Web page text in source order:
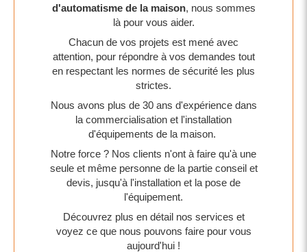
d'automatisme de la maison, nous sommes
là pour vous aider.
Chacun de vos projets est mené avec
attention, pour répondre à vos demandes tout
en respectant les normes de sécurité les plus
strictes.
Nous avons plus de 30 ans d'expérience dans
la commercialisation et l'installation
d'équipements de la maison.
Notre force ? Nos clients n'ont à faire qu'à une
seule et même personne de la partie conseil et
devis, jusqu'à l'installation et la pose de
l'équipement.
Découvrez plus en détail nos services et
voyez ce que nous pouvons faire pour vous
aujourd'hui !